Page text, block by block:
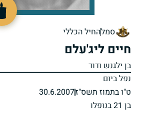
סמלהחיל הכללי
חיים ליג'עלם
בן ילגנש ודוד
נפל ביום
ט"ו בתמוז תשס"ז30.6.2007
בן 21 בנופלו